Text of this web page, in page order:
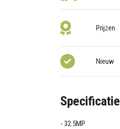
Prijzen
Nieuw
Specificatie
32.5MP